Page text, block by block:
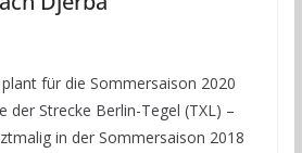
für die Sommersaison 2020
der Strecke Berlin-Tegel (TXL) –
in der Sommersaison 2018